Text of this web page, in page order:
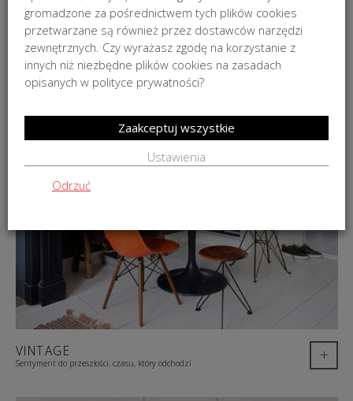
VINTAGE
Sentyment do przeszłości, czasu, który odchodzi +
gromadzone za pośrednictwem tych plików cookies
przetwarzane są również przez dostawców narzędzi
zewnętrznych. Czy wyrażasz zgodę na korzystanie z
innych niż niezbędne plików cookies na zasadach
opisanych w polityce prywatności?
Ustawienia
Odrzuć
Zaakceptuj wszystkie